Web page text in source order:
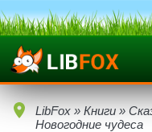
LibFox » Книги »
Новогодние чудеса